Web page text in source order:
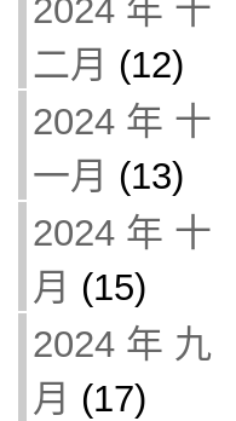
2024 年 十
二月 (12)
2024 年 十
一月 (13)
2024 年 十
月 (15)
2024 年 九
月 (17)